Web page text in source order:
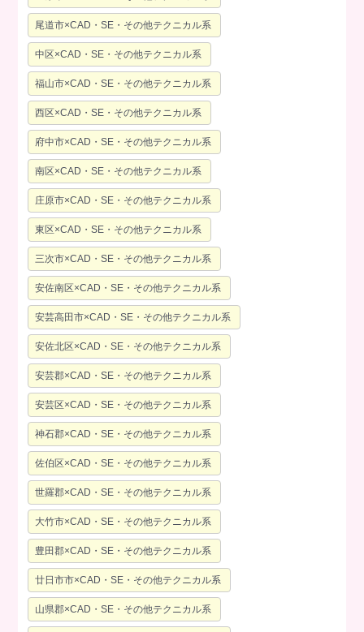
尾道市×CAD・SE・その他テクニカル系
中区×CAD・SE・その他テクニカル系
福山市×CAD・SE・その他テクニカル系
西区×CAD・SE・その他テクニカル系
府中市×CAD・SE・その他テクニカル系
南区×CAD・SE・その他テクニカル系
庄原市×CAD・SE・その他テクニカル系
東区×CAD・SE・その他テクニカル系
三次市×CAD・SE・その他テクニカル系
安佐南区×CAD・SE・その他テクニカル系
安芸高田市×CAD・SE・その他テクニカル系
安佐北区×CAD・SE・その他テクニカル系
安芸郡×CAD・SE・その他テクニカル系
安芸区×CAD・SE・その他テクニカル系
神石郡×CAD・SE・その他テクニカル系
佐伯区×CAD・SE・その他テクニカル系
世羅郡×CAD・SE・その他テクニカル系
大竹市×CAD・SE・その他テクニカル系
豊田郡×CAD・SE・その他テクニカル系
廿日市市×CAD・SE・その他テクニカル系
山県郡×CAD・SE・その他テクニカル系